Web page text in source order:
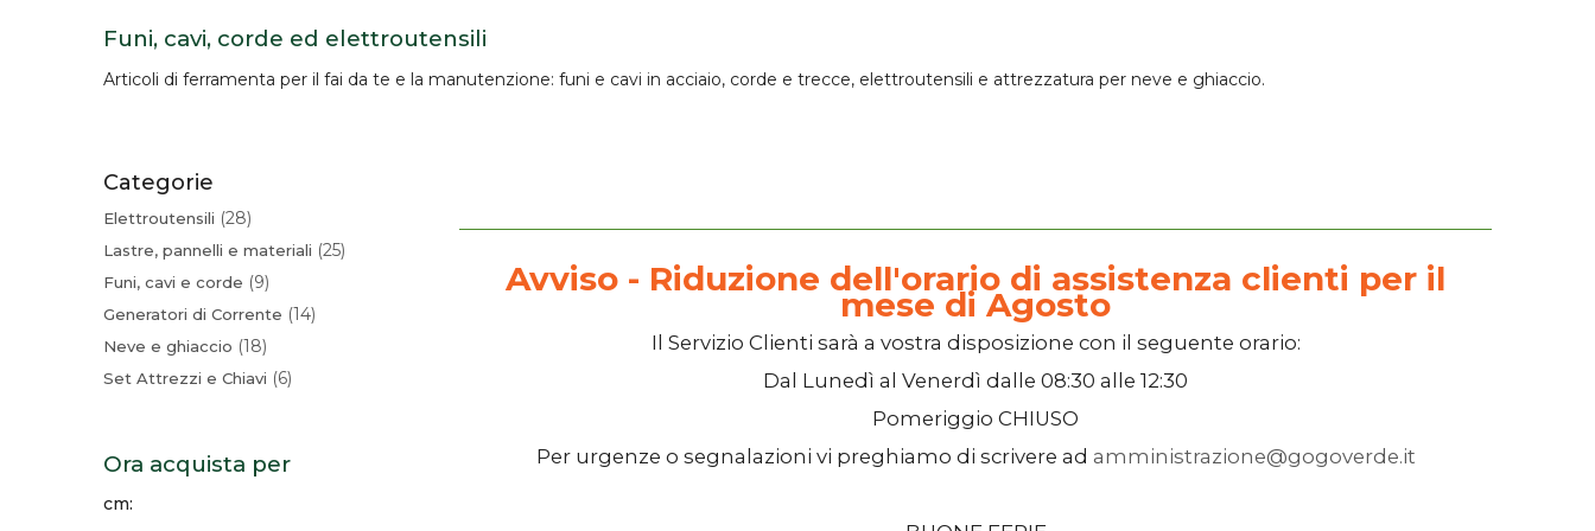
Funi, cavi, corde ed elettroutensili
Articoli di ferramenta per il fai da te e la manutenzione: funi e cavi in acciaio, corde e trecce, elettroutensili e attrezzatura per neve e ghiaccio.
Categorie
Elettroutensili 28
Lastre, pannelli e materiali 25
Funi, cavi e corde 9
Generatori di Corrente 14
Neve e ghiaccio 18
Set Attrezzi e Chiavi 6
Ora acquista per
cm
Avviso - Riduzione dell'orario di assistenza clienti per il
mese di Agosto
Il Servizio Clienti sarà a vostra disposizione con il seguente orario:
Dal Lunedì al Venerdì dalle 08:30 alle 12:30
Pomeriggio CHIUSO
Per urgenze o segnalazioni vi preghiamo di scrivere ad amministrazione@gogoverde.it